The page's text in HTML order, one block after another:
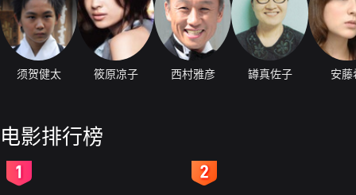
须贺健太 筱原凉子 西村雅彦 罇真佐子 安藤
电影排行榜